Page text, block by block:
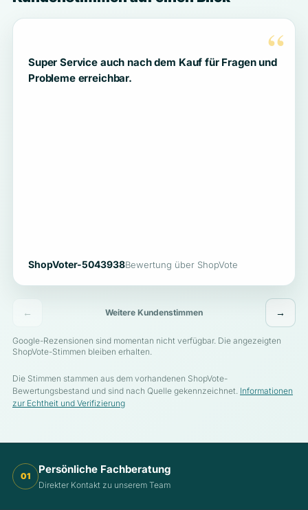
“
Super Service auch nach dem Kauf für Fragen und
Probleme erreichbar.
ShopVoter-5043938Bewertung über ShopVote
← Weitere Kundenstimmen →
Google-Rezensionen sind momentan nicht verfügbar. Die angezeigten
ShopVote-Stimmen bleiben erhalten.
Die Stimmen stammen aus dem vorhandenen ShopVote-
Bewertungsbestand und sind nach Quelle gekennzeichnet. Informationen
zur Echtheit und Verifizierung
01
Persönliche Fachberatung
Direkter Kontakt zu unserem Team